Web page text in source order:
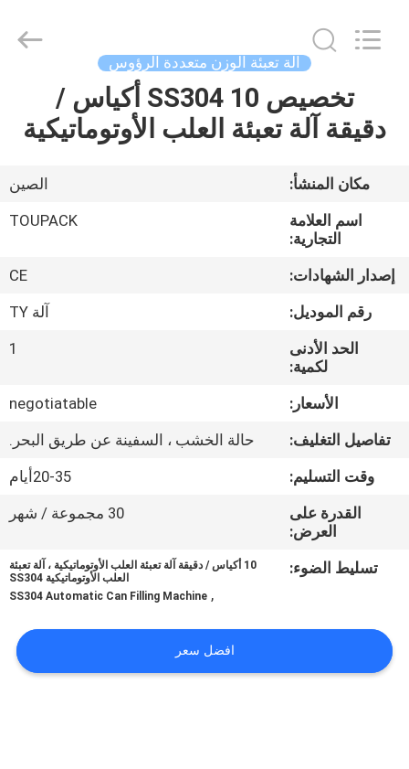
معلومات
جولة
ضبط
الجودة
اتصل
حالات
EQUIPMENT
آلة تعبئة الوزن متعددة الرؤوس
تخصيص SS304 10 أكياس /
دقيقة آلة تعبئة العلب الأوتوماتيكية
مكان المنشأ:
الصين
اسم العلامة
التجارية:
TOUPACK
إصدار الشهادات:
CE
رقم الموديل:
آلة TY
الحد الأدنى
لكمية:
1
الأسعار:
negotiatable
تفاصيل التغليف:
حالة الخشب ، السفينة عن طريق البحر.
وقت التسليم:
20-35أيام
القدرة على
العرض:
30 مجموعة / شهر
تسليط الضوء:
10 أكياس / دقيقة آلة تعبئة العلب الأوتوماتيكية ، آلة تعبئة
العلب الأوتوماتيكية SS304
,
SS304 Automatic Can Filling Machine
افضل سعر